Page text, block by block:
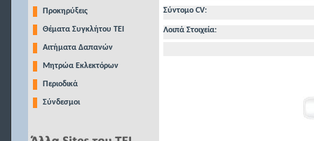
Προκηρύξεις
Θέματα Συγκλήτου ΤΕΙ
Αιτήματα Δαπανών
Μητρώα Εκλεκτόρων
Περιοδικά
Σύνδεσμοι
Σύντομο CV:
Λοιπά Στοιχεία: